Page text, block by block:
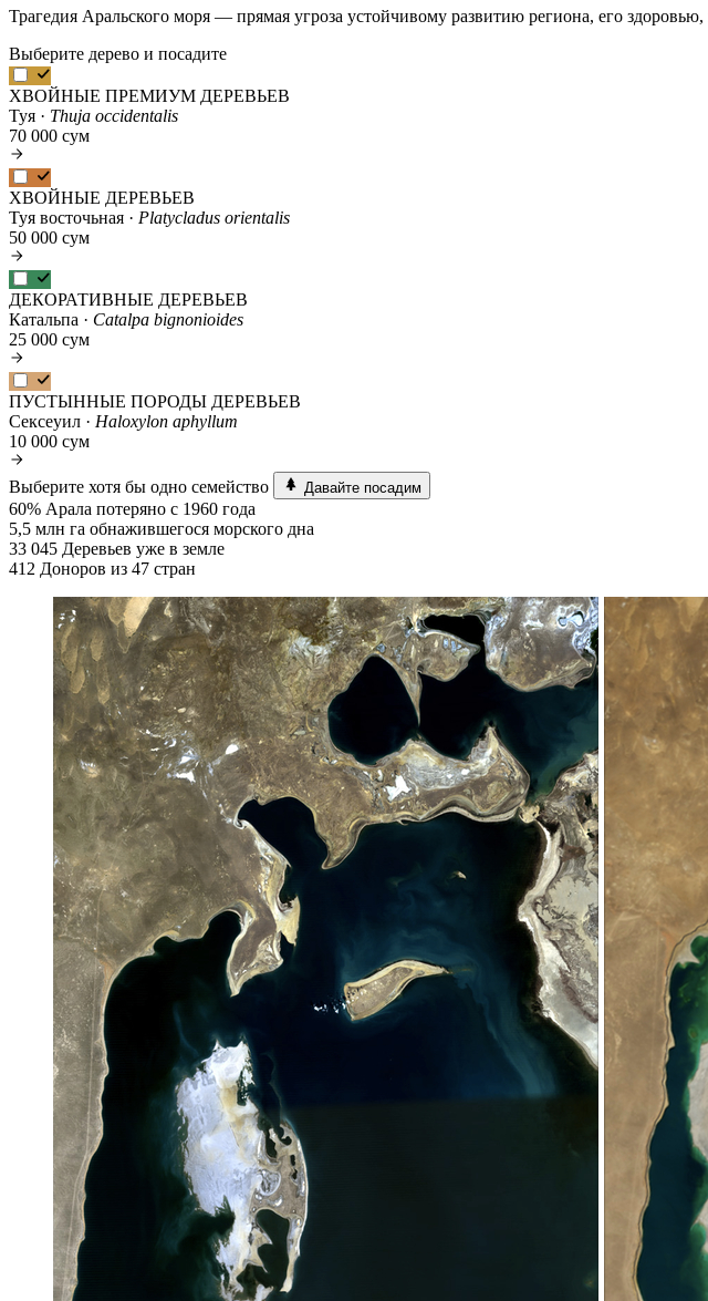
Трагедия Аральского моря — прямая угроза устойчивому развитию региона, его
Выберите дерево и посадите
ХВОЙНЫЕ ПРЕМИУМ ДЕРЕВЬЕВ
Туя · Thuja occidentalis
70 000 сум
ХВОЙНЫЕ ДЕРЕВЬЕВ
Туя восточьная · Platycladus orientalis
50 000 сум
ДЕКОРАТИВНЫЕ ДЕРЕВЬЕВ
Катальпа · Catalpa bignonioides
25 000 сум
ПУСТЫННЫЕ ПОРОДЫ ДЕРЕВЬЕВ
Сексеуил · Haloxylon aphyllum
10 000 сум
Выберите хотя бы одно семейство Давайте посадим
60% Арала потеряно с 1960 года
5,5 млн га обнажившегося морского дна
33 045 Деревьев уже в земле
412 Доноров из 47 стран